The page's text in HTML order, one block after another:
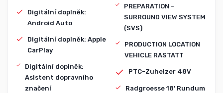
Digitální doplněk:
Android Auto
Digitální doplněk: Apple
CarPlay
Digitální doplněk:
Asistent dopravního
značení
PREPARATION -
SURROUND VIEW SYSTEM
(SVS)
PRODUCTION LOCATION
VEHICLE RASTATT
PTC-Zuheizer 48V
Radgroesse 18' Rundum